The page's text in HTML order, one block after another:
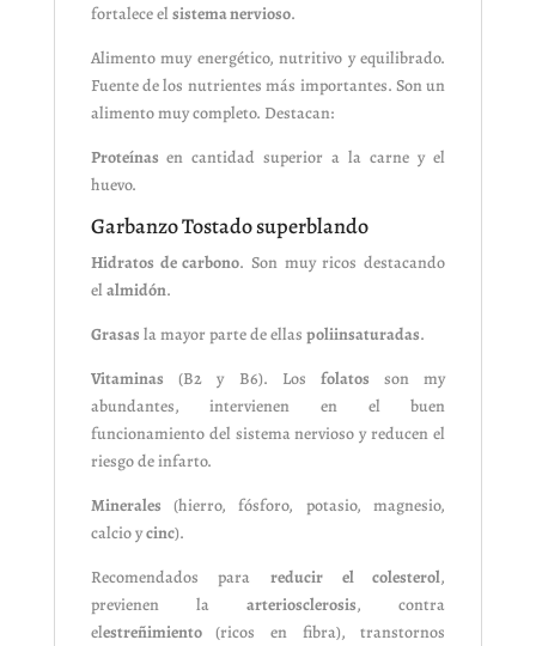
fortalece elsistema nervioso.
Alimento muy energético, nutritivo y equilibrado.
Fuente de los nutrientes más importantes. Son un
alimento muy completo. Destacan:
Proteínas en cantidad superior a la carne y el
huevo.
Garbanzo Tostado superblando
Hidratos de carbono. Son muy ricos destacando
elalmidón.
Grasas la mayor parte de ellas poliinsaturadas.
Vitaminas (B2 y B6). Los folatos son my
abundantes, intervienen en el buen
funcionamiento del sistema nervioso y reducen el
riesgo de infarto.
Minerales (hierro, fósforo, potasio, magnesio,
calcio ycinc).
Recomendados para reducir el colesterol,
previenen laarteriosclerosis, contra
elestreñimiento(ricos en fibra), transtornos